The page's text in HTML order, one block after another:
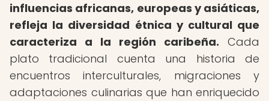
influencias africanas, europeas y asiáticas,
refleja la diversidad étnica y cultural que
caracteriza a la región caribeña. Cada
plato tradicional cuenta una historia de
encuentros interculturales, migraciones y
adaptaciones culinarias que han enriquecido